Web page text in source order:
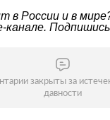
в России и в
канале.
закрыты за
давности